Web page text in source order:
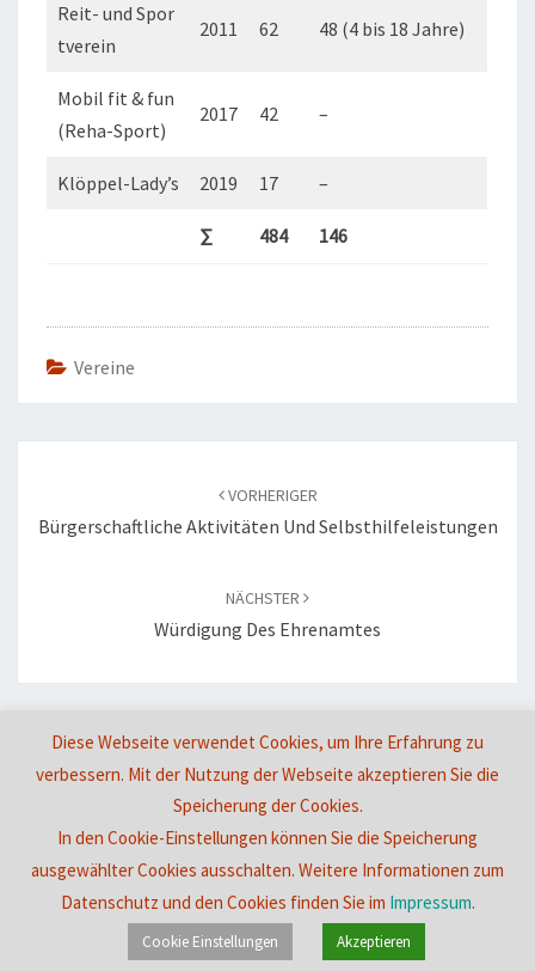
Reit- und Spor
tverein
2011 62 48 (4 bis 18 Jahre)
Mobil fit & fun
(Reha-Sport)
2017 42 –
Klöppel-Lady’s 2019 17 –
∑ 484 146
Vereine
VORHERIGER
Bürgerschaftliche Aktivitäten Und Selbsthilfeleistungen
NÄCHSTER
Würdigung Des Ehrenamtes
Die Kommentare sind geschlossen.
© 2026|Stolz präsentiert vonWordPress |Theme:Nisarg
Diese Webseite verwendet Cookies, um Ihre Erfahrung zu
verbessern. Mit der Nutzung der Webseite akzeptieren Sie die
Speicherung der Cookies.
In den Cookie-Einstellungen können Sie die Speicherung
ausgewählter Cookies ausschalten. Weitere Informationen zum
Datenschutz und den Cookies finden Sie im Impressum.
Cookie Einstellungen Akzeptieren